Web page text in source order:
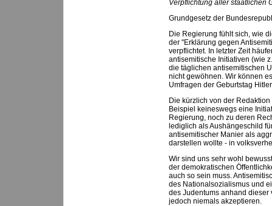
Verpflichtung aller staatlichen
Grundgesetz der
Die Regierung fühlt sich, wie
der "Erklärung gegen
verpflichtet. In letzter Zeit
antisemitische Initiativen (wie
die täglichen antisemitischen
nicht gewöhnen. Wir können
Umfragen der Geburtstag
Die kürzlich von der
Beispiel keineswegs eine
Regierung, noch zu deren
lediglich als Aushängeschild
antisemitischer Manier als
darstellen wollte - in
Wir sind uns sehr wohl
der demokratischen
auch so sein muss.
des Nationalsozialismus und
des Judentums anhand
jedoch niemals akzeptieren.